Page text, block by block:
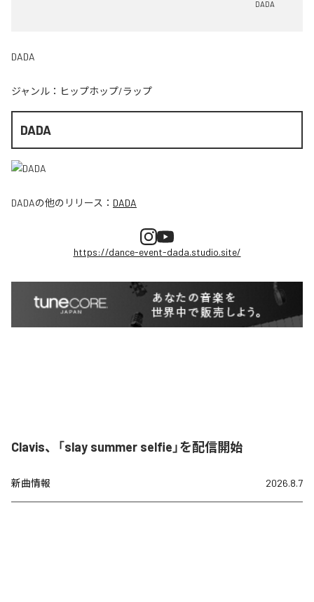
DADA
DADA
ジャンル： ヒップホップ/ラップ
DADA
DADAの他のリリース： DADA
https://dance-event-dada.studio.site/
Clavis、「slay summer selfie」を配信開始
新曲情報 2026.8.7